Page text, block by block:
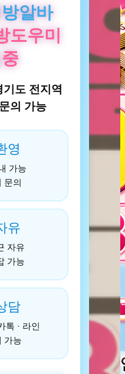
알바
도우미
기도 전지역
의 가능
영
가능
문의
유
자유
가능
담
톡 · 라인
가능